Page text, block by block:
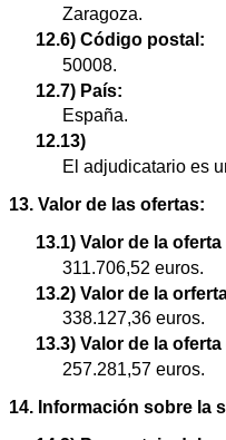
Zaragoza.
12.6) Código postal:
50008.
12.7) País:
España.
12.13)
El adjudicatario es
13. Valor de las ofertas:
13.1) Valor de la
311.706,52 euros.
13.2) Valor de la
338.127,36 euros.
13.3) Valor de la
257.281,57 euros.
14. Información sobre la